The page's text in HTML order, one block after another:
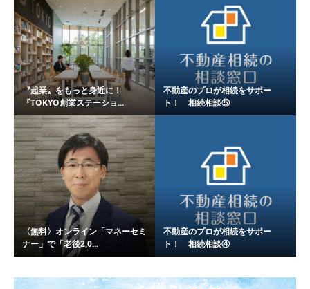
〝起業〟をもっと身近に！
『TOKYO創業ステーショ...
不動産のプロが相続をサポー
ト！ 相続相談⑤
〈無料〉オンライン「マネーセミ
ナー」で「老後2,0...
不動産のプロが相続をサポー
ト！ 相続相談④